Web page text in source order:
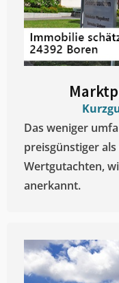
Das weniger
preisgünstiger
Wertgutachten,
anerkannt.